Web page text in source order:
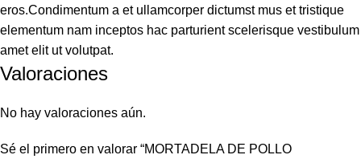
eros.Condimentum a et ullamcorper dictumst mus et tristique
elementum nam inceptos hac parturient scelerisque vestibulum
amet elit ut volutpat.
Valoraciones
No hay valoraciones aún.
Sé el primero en valorar “MORTADELA DE POLLO